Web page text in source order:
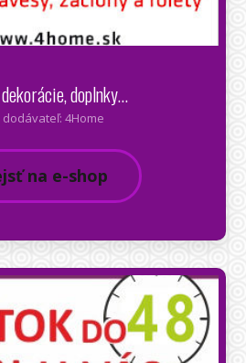
doplnky...
dodávateľ: 4Home
na e-shop